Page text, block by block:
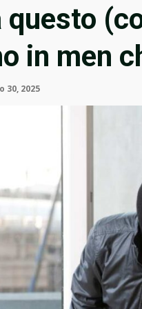
in men
30, 2025